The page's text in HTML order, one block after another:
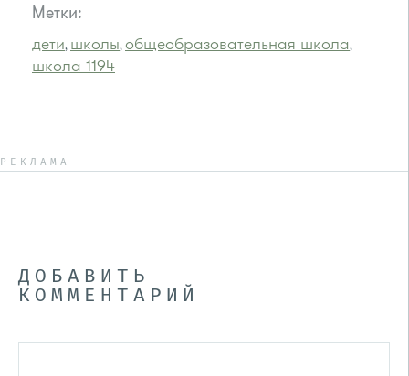
Метки:
дети, школы,общеобразовательная школа,
школа 1194
РЕКЛАМА
ДОБАВИТЬ
КОММЕНТАРИЙ